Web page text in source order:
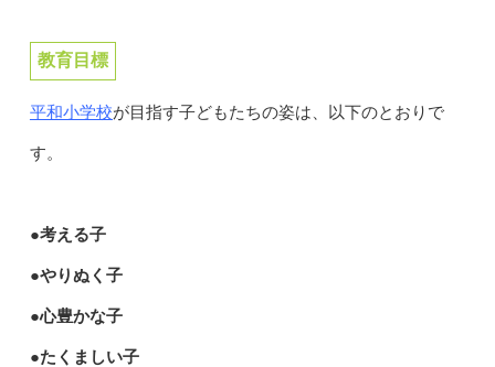
教育目標
平和小学校が目指す子どもたちの姿は、以下のとおりで
す。
●考える子
●やりぬく子
●心豊かな子
●たくましい子